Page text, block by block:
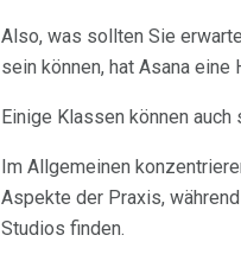
Also, was sollten Sie
sein können, hat Asana
Einige Klassen können
Im Allgemeinen
Aspekte der Praxis,
Studios finden.